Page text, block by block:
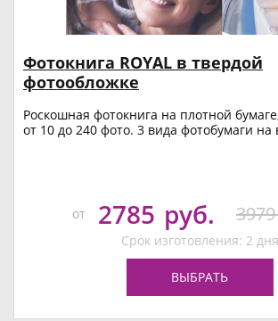
Фотокнига ROYAL в твердой
фотообложке
Роскошная фотокнига на плотной
от 10 до 240 фото. 3 вида фотобумаги на
от 2785 руб. 3979
Срок изготовления: 2 дня
ВЫБРАТЬ